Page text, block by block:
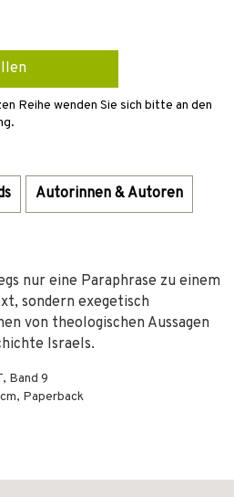
Reihe wenden Sie sich bitte an den
Autorinnen & Autoren
nur eine Paraphrase zu einem
sondern exegetisch
von theologischen Aussagen
Israels.
Band 9
Paperback